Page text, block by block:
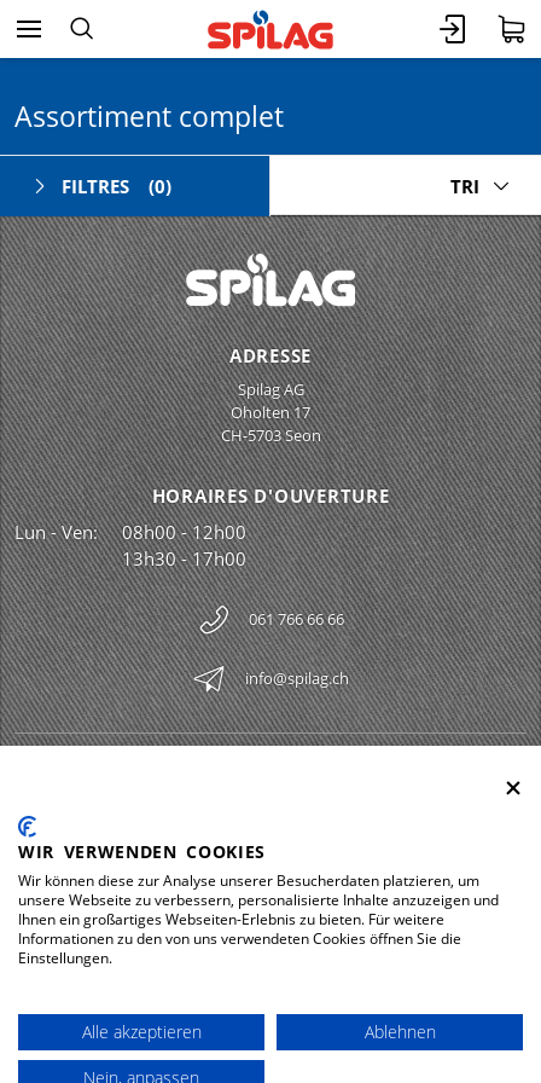
Assortiment complet
FILTRES (0) TRI
ADRESSE
Spilag AG
Oholten 17
CH-5703 Seon
HORAIRES D'OUVERTURE
Lun - Ven:
08h00 - 12h00
13h30 - 17h00
061 766 66 66
info@spilag.ch
LEGAL
DOWNLOADS
© 2026 Spilag AG
WIR VERWENDEN COOKIES
Wir können diese zur Analyse unserer Besucherdaten platzieren, um
unsere Webseite zu verbessern, personalisierte Inhalte anzuzeigen und
Ihnen ein großartiges Webseiten-Erlebnis zu bieten. Für weitere
Informationen zu den von uns verwendeten Cookies öffnen Sie die
Einstellungen.
Alle akzeptieren
Ablehnen
Nein, anpassen